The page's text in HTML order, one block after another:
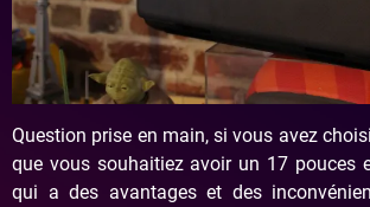
Question prise en main, si vous avez
que vous souhaitiez avoir un 17 pouces
qui a des avantages et des